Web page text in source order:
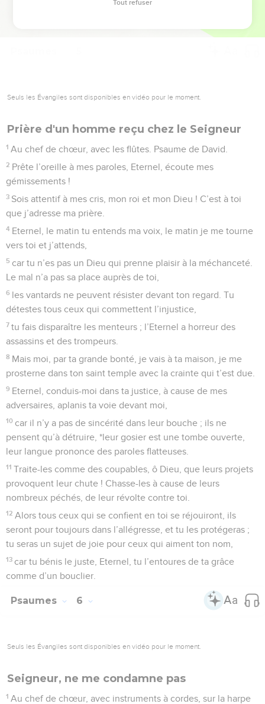
Seuls les Évangiles sont disponibles en vidéo pour le moment.
Prière d'un homme reçu chez le Seigneur
1 Au chef de chœur, avec les flûtes. Psaume de David.
2 Prête l’oreille à mes paroles, Eternel, écoute mes
gémissements !
3 Sois attentif à mes cris, mon roi et mon Dieu ! C’est à toi
que j’adresse ma prière.
4 Eternel, le matin tu entends ma voix, le matin je me tourne
vers toi et j’attends,
5 car tu n’es pas un Dieu qui prenne plaisir à la méchanceté.
Le mal n’a pas sa place auprès de toi,
6 les vantards ne peuvent résister devant ton regard. Tu
détestes tous ceux qui commettent l’injustice,
7 tu fais disparaître les menteurs ; l’Eternel a horreur des
assassins et des trompeurs.
8 Mais moi, par ta grande bonté, je vais à ta maison, je me
prosterne dans ton saint temple avec la crainte qui t’est due.
9 Eternel, conduis-moi dans ta justice, à cause de mes
adversaires, aplanis ta voie devant moi,
10 car il n’y a pas de sincérité dans leur bouche ; ils ne
pensent qu’à détruire, *leur gosier est une tombe ouverte,
leur langue prononce des paroles flatteuses.
11 Traite-les comme des coupables, ô Dieu, que leurs projets
provoquent leur chute ! Chasse-les à cause de leurs
nombreux péchés, de leur révolte contre toi.
12 Alors tous ceux qui se confient en toi se réjouiront, ils
seront pour toujours dans l’allégresse, et tu les protégeras ;
tu seras un sujet de joie pour ceux qui aiment ton nom,
13 car tu bénis le juste, Eternel, tu l’entoures de ta grâce
comme d’un bouclier.
Psaumes 6
Seuls les Évangiles sont disponibles en vidéo pour le moment.
Seigneur, ne me condamne pas
1 Au chef de chœur, avec instruments à cordes, sur la harpe
Tout refuser